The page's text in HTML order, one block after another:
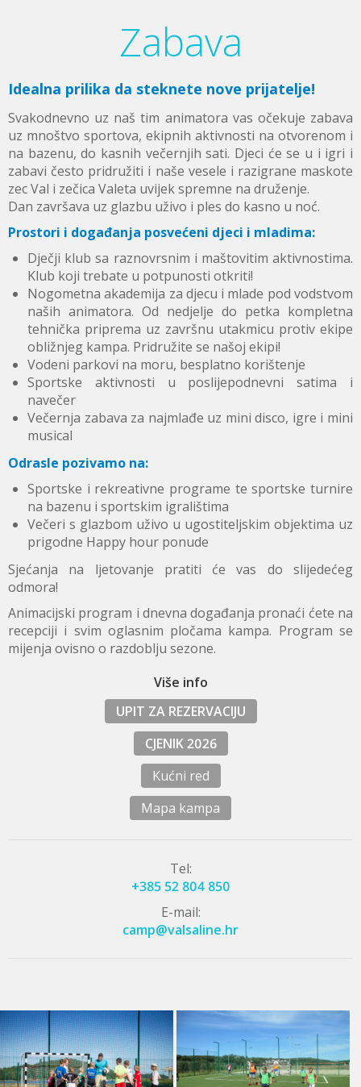
Zabava
Idealna prilika da steknete nove prijatelje!
Svakodnevno uz naš tim animatora vas očekuje zabava
uz mnoštvo sportova, ekipnih aktivnosti na otvorenom i
na bazenu, do kasnih večernjih sati. Djeci će se u i igri i
zabavi često pridružiti i naše vesele i razigrane maskote
zec Val i zečica Valeta uvijek spremne na druženje.
Dan završava uz glazbu uživo i ples do kasno u noć.
Prostori i događanja posvećeni djeci i mladima:
Dječji klub sa raznovrsnim i maštovitim aktivnostima.
Klub koji trebate u potpunosti otkriti!
Nogometna akademija za djecu i mlade pod vodstvom
naših animatora. Od nedjelje do petka kompletna
tehnička priprema uz završnu utakmicu protiv ekipe
obližnjeg kampa. Pridružite se našoj ekipi!
Vodeni parkovi na moru, besplatno korištenje
Sportske aktivnosti u poslijepodnevni satima i
navečer
Večernja zabava za najmlađe uz mini disco, igre i mini
musical
Odrasle pozivamo na:
Sportske i rekreativne programe te sportske turnire
na bazenu i sportskim igralištima
Večeri s glazbom uživo u ugostiteljskim objektima uz
prigodne Happy hour ponude
Sjećanja na ljetovanje pratiti će vas do slijedećeg
odmora!
Animacijski program i dnevna događanja pronaći ćete na
recepciji i svim oglasnim pločama kampa. Program se
mijenja ovisno o razdoblju sezone.
Više info
UPIT ZA REZERVACIJU
CJENIK 2026
Kućni red
Mapa kampa
Tel:
+385 52 804 850
E-mail:
camp@valsaline.hr